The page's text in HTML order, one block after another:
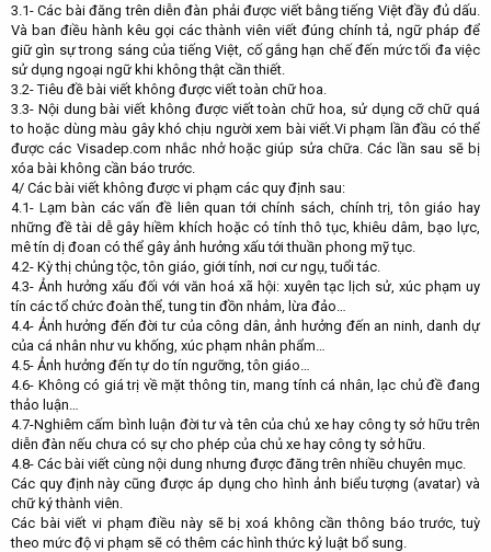
3.1- Các bài đăng trên diễn đàn phải được viết bằng tiếng Việt đầy đủ dấu.
Và ban điều hành kêu gọi các thành viên viết đúng chính tả, ngữ pháp để
giữ gìn sự trong sáng của tiếng Việt, cố gắng hạn chế đến mức tối đa việc
sử dụng ngoại ngữ khi không thật cần thiết.
3.2- Tiêu đề bài viết không được viết toàn chữ hoa.
3.3- Nội dung bài viết không được viết toàn chữ hoa, sử dụng cỡ chữ quá
to hoặc dùng màu gây khó chịu người xem bài viết.Vi phạm lần đầu có thể
được các Visadep.com nhắc nhở hoặc giúp sửa chữa. Các lần sau sẽ bị
xóa bài không cần báo trước.
4/ Các bài viết không được vi phạm các quy định sau:
4.1- Lạm bàn các vấn đề liên quan tới chính sách, chính trị, tôn giáo hay
những đề tài dễ gây hiềm khích hoặc có tính thô tục, khiêu dâm, bạo lực,
mê tín dị đoan có thể gây ảnh hưởng xấu tới thuần phong mỹ tục.
4.2- Kỳ thị chủng tộc, tôn giáo, giới tính, nơi cư ngụ, tuổi tác.
4.3- Ảnh hưởng xấu đối với văn hoá xã hội: xuyên tạc lịch sử, xúc phạm uy
tín các tổ chức đoàn thể, tung tin đồn nhảm, lừa đảo…
4.4- Ảnh hưởng đến đời tư của công dân, ảnh hưởng đến an ninh, danh dự
của cá nhân như vu khống, xúc phạm nhân phẩm…
4.5- Ảnh hưởng đến tự do tín ngưỡng, tôn giáo…
4.6- Không có giá trị về mặt thông tin, mang tính cá nhân, lạc chủ đề đang
thảo luận…
4.7-Nghiêm cấm bình luận đời tư và tên của chủ xe hay công ty sở hữu trên
diễn đàn nếu chưa có sự cho phép của chủ xe hay công ty sở hữu.
4.8- Các bài viết cùng nội dung nhưng được đăng trên nhiều chuyên mục.
Các quy định này cũng được áp dụng cho hình ảnh biểu tượng (avatar) và
chữ ký thành viên.
Các bài viết vi phạm điều này sẽ bị xoá không cần thông báo trước, tuỳ
theo mức độ vi phạm sẽ có thêm các hình thức kỷ luật bổ sung.